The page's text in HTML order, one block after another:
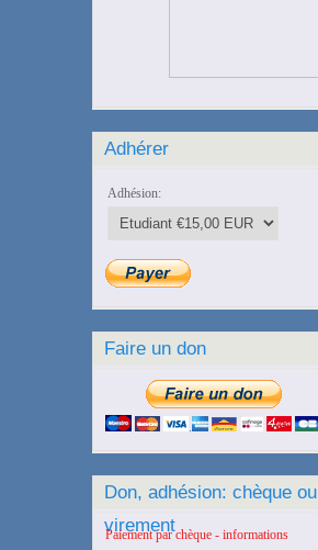
Adhérer
Adhésion:
Faire un don
Don, adhésion: chèque ou
virement
Paiement par chèque - informations